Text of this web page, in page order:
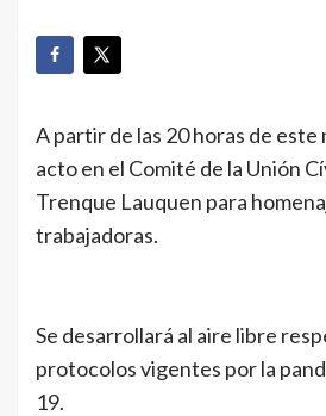
A partir de las 20 horas de este
acto en el Comité de la Unión
Trenque Lauquen para
trabajadoras.
Se desarrollará al aire libre
protocolos vigentes por la
19.